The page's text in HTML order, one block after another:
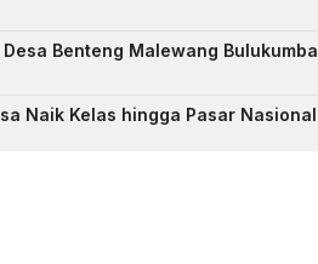
Benteng Malewang Bulukumba
Naik Kelas hingga Pasar Nasional